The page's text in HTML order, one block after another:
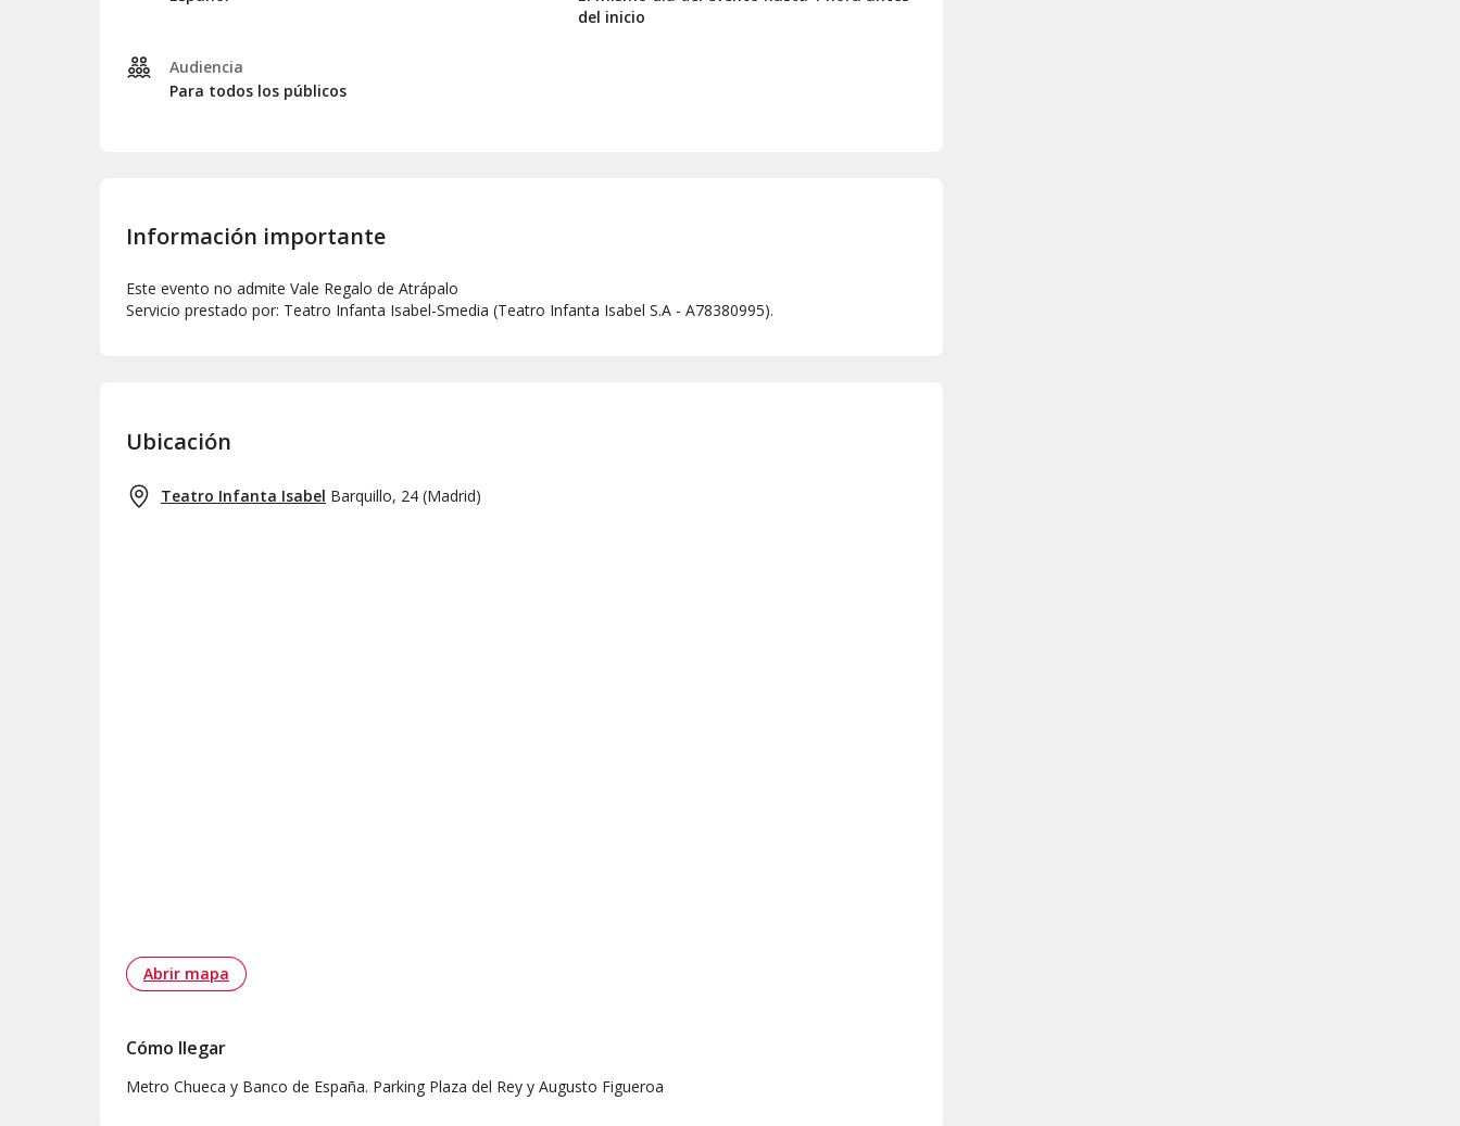
Audiencia
Para todos los públicos
del inicio
Información importante
Este evento no admite Vale Regalo de Atrápalo
Servicio prestado por: Teatro Infanta Isabel-Smedia (Teatro Infanta Isabel S.A - A78380995).
Ubicación
Teatro Infanta Isabel Barquillo, 24 (Madrid)
Abrir mapa
Cómo llegar
Metro Chueca y Banco de España. Parking Plaza del Rey y Augusto Figueroa